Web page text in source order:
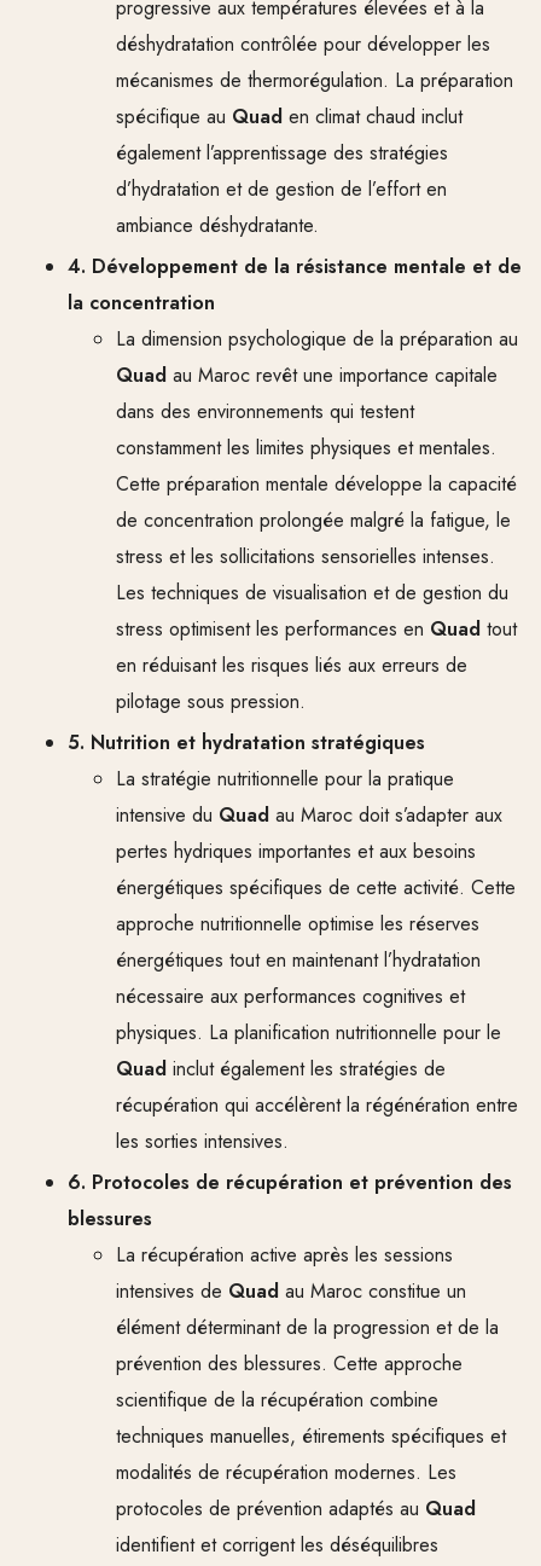
progressive aux températures élevées et à la
déshydratation contrôlée pour développer les
mécanismes de thermorégulation. La préparation
spécifique au Quad en climat chaud inclut
également l’apprentissage des stratégies
d’hydratation et de gestion de l’effort en
ambiance déshydratante.
4. Développement de la résistance mentale et de
la concentration
La dimension psychologique de la préparation au
Quad au Maroc revêt une importance capitale
dans des environnements qui testent
constamment les limites physiques et mentales.
Cette préparation mentale développe la capacité
de concentration prolongée malgré la fatigue, le
stress et les sollicitations sensorielles intenses.
Les techniques de visualisation et de gestion du
stress optimisent les performances en Quad tout
en réduisant les risques liés aux erreurs de
pilotage sous pression.
5. Nutrition et hydratation stratégiques
La stratégie nutritionnelle pour la pratique
intensive du Quad au Maroc doit s’adapter aux
pertes hydriques importantes et aux besoins
énergétiques spécifiques de cette activité. Cette
approche nutritionnelle optimise les réserves
énergétiques tout en maintenant l’hydratation
nécessaire aux performances cognitives et
physiques. La planification nutritionnelle pour le
Quad inclut également les stratégies de
récupération qui accélèrent la régénération entre
les sorties intensives.
6. Protocoles de récupération et prévention des
blessures
La récupération active après les sessions
intensives de Quad au Maroc constitue un
élément déterminant de la progression et de la
prévention des blessures. Cette approche
scientifique de la récupération combine
techniques manuelles, étirements spécifiques et
modalités de récupération modernes. Les
protocoles de prévention adaptés au Quad
identifient et corrigent les déséquilibres